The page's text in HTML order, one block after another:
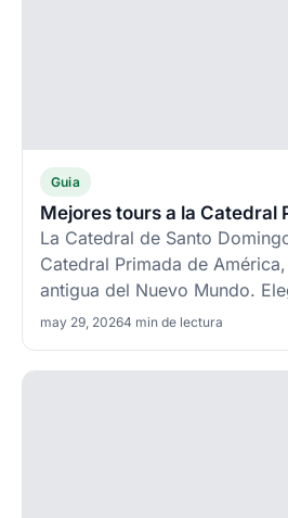
Guia
Mejores tours a la Catedral
La Catedral de Santo
Catedral Primada de
antigua del Nuevo Mundo.
may 29, 20264 min de lectura